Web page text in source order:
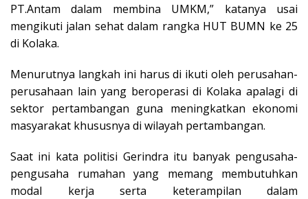
PT.Antam dalam membina UMKM,” katanya usai
mengikuti jalan sehat dalam rangka HUT BUMN ke 25
di Kolaka.
Menurutnya langkah ini harus di ikuti oleh perusahan-
perusahaan lain yang beroperasi di Kolaka apalagi di
sektor pertambangan guna meningkatkan ekonomi
masyarakat khususnya di wilayah pertambangan.
Saat ini kata politisi Gerindra itu banyak pengusaha-
pengusaha rumahan yang memang membutuhkan
modal kerja serta keterampilan dalam